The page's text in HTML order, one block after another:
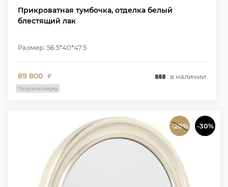
Прикроватная тумбочка, отделка белый
блестящий лак
Размер: 56.5*40*47.5
89 800 ₽ в наличии
Получить скидку
-20% -30%